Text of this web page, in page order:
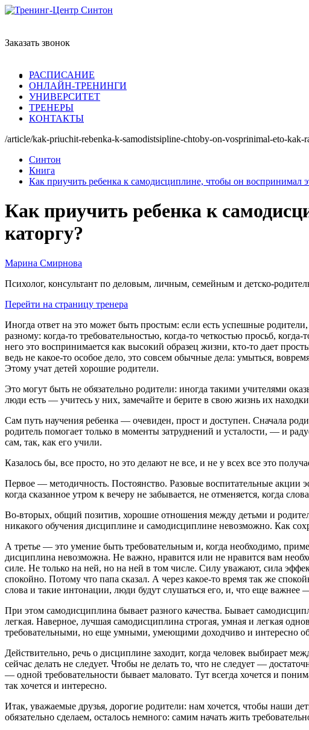
Заказать звонок
РАСПИСАНИЕ
ОНЛАЙН-ТРЕНИНГИ
УНИВЕРСИТЕТ
ТРЕНЕРЫ
КОНТАКТЫ
/article/kak-priuchit-rebenka-k-samodistsipline-chtoby-on-vosprinimal-eto-kak-
Синтон
Книга
Как приучить ребенка к самодисциплине, чтобы он воспринимал
Как приучить ребенка к
каторгу?
Марина Смирнова
Психолог, консультант по деловым, личным, семейным и детско-
Перейти на страницу тренера
Иногда ответ на это может быть простым: если есть успешные
разному: когда-то требовательностью, когда-то четкостью просьб,
него это воспринимается как высокий образец жизни, кто-то дает
ведь не какое-то особое дело, это совсем обычные дела: умыться,
Этому учат детей хорошие родители.
Это могут быть не обязательно родители: иногда такими учителями
люди есть ― учитесь у них, замечайте и берите в свою жизнь их
Сам путь научения ребенка ― очевиден, прост и доступен. Сначала
родитель помогает только в моменты затруднений и усталости, ― и
сам, так, как его учили.
Казалось бы, все просто, но это делают не все, и не у всех все это
Первое ― методичность. Постоянство. Разовые воспитательные акции
когда сказанное утром к вечеру не забывается, не отменяется, когда
Во-вторых, общий позитив, хорошие отношения между детьми и
никакого обучения дисциплине и самодисциплине невозможно. Как
А третье ― это умение быть требовательным и, когда необходимо,
дисциплина невозможна. Не важно, нравится или не нравится вам
силе. Не только на ней, но на ней в том числе. Силу уважают, сила
спокойно. Потому что папа сказал. А через какое-то время так же
слова и такие интонации, люди будут слушаться его, и, что еще
При этом самодисциплина бывает разного качества. Бывает
легкая. Наверное, лучшая самодисциплина строгая, умная и легкая
требовательными, но еще умными, умеющими доходчиво и интересно
Действительно, речь о дисциплине заходит, когда человек выбирает
сейчас делать не следует. Чтобы не делать то, что не следует ―
― одной требовательности бывает маловато. Тут всегда хочется и
так хочется и интересно.
Итак, уважаемые друзья, дорогие родители: нам хочется, чтобы наши
обязательно сделаем, осталось немного: самим начать жить